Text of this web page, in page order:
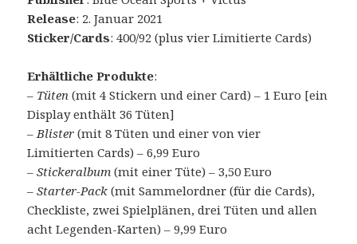
Release: 2. Januar 2021
Sticker/Cards: 400/92 (plus vier Limitierte Cards)
Erhältliche Produkte:
– Tüten (mit 4 Stickern und einer Card) – 1 Euro [ein
Display enthält 36 Tüten]
–Blister (mit 8 Tüten und einer von vier
Limitierten Cards) – 6,99 Euro
–Stickeralbum (mit einer Tüte) – 3,50 Euro
–Starter-Pack (mit Sammelordner (für die Cards),
Checkliste, zwei Spielplänen, drei Tüten und allen
acht Legenden-Karten) – 9,99 Euro